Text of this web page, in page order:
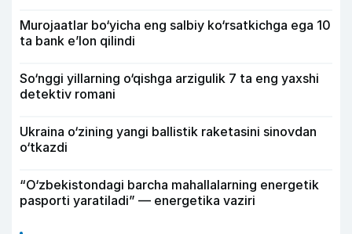
Murojaatlar bo‘yicha eng salbiy ko‘rsatkichga ega 10
ta bank e’lon qilindi
So‘nggi yillarning o‘qishga arzigulik 7 ta eng yaxshi
detektiv romani
Ukraina o‘zining yangi ballistik raketasini sinovdan
o‘tkazdi
“O‘zbekistondagi barcha mahallalarning energetik
pasporti yaratiladi” — energetika vaziri